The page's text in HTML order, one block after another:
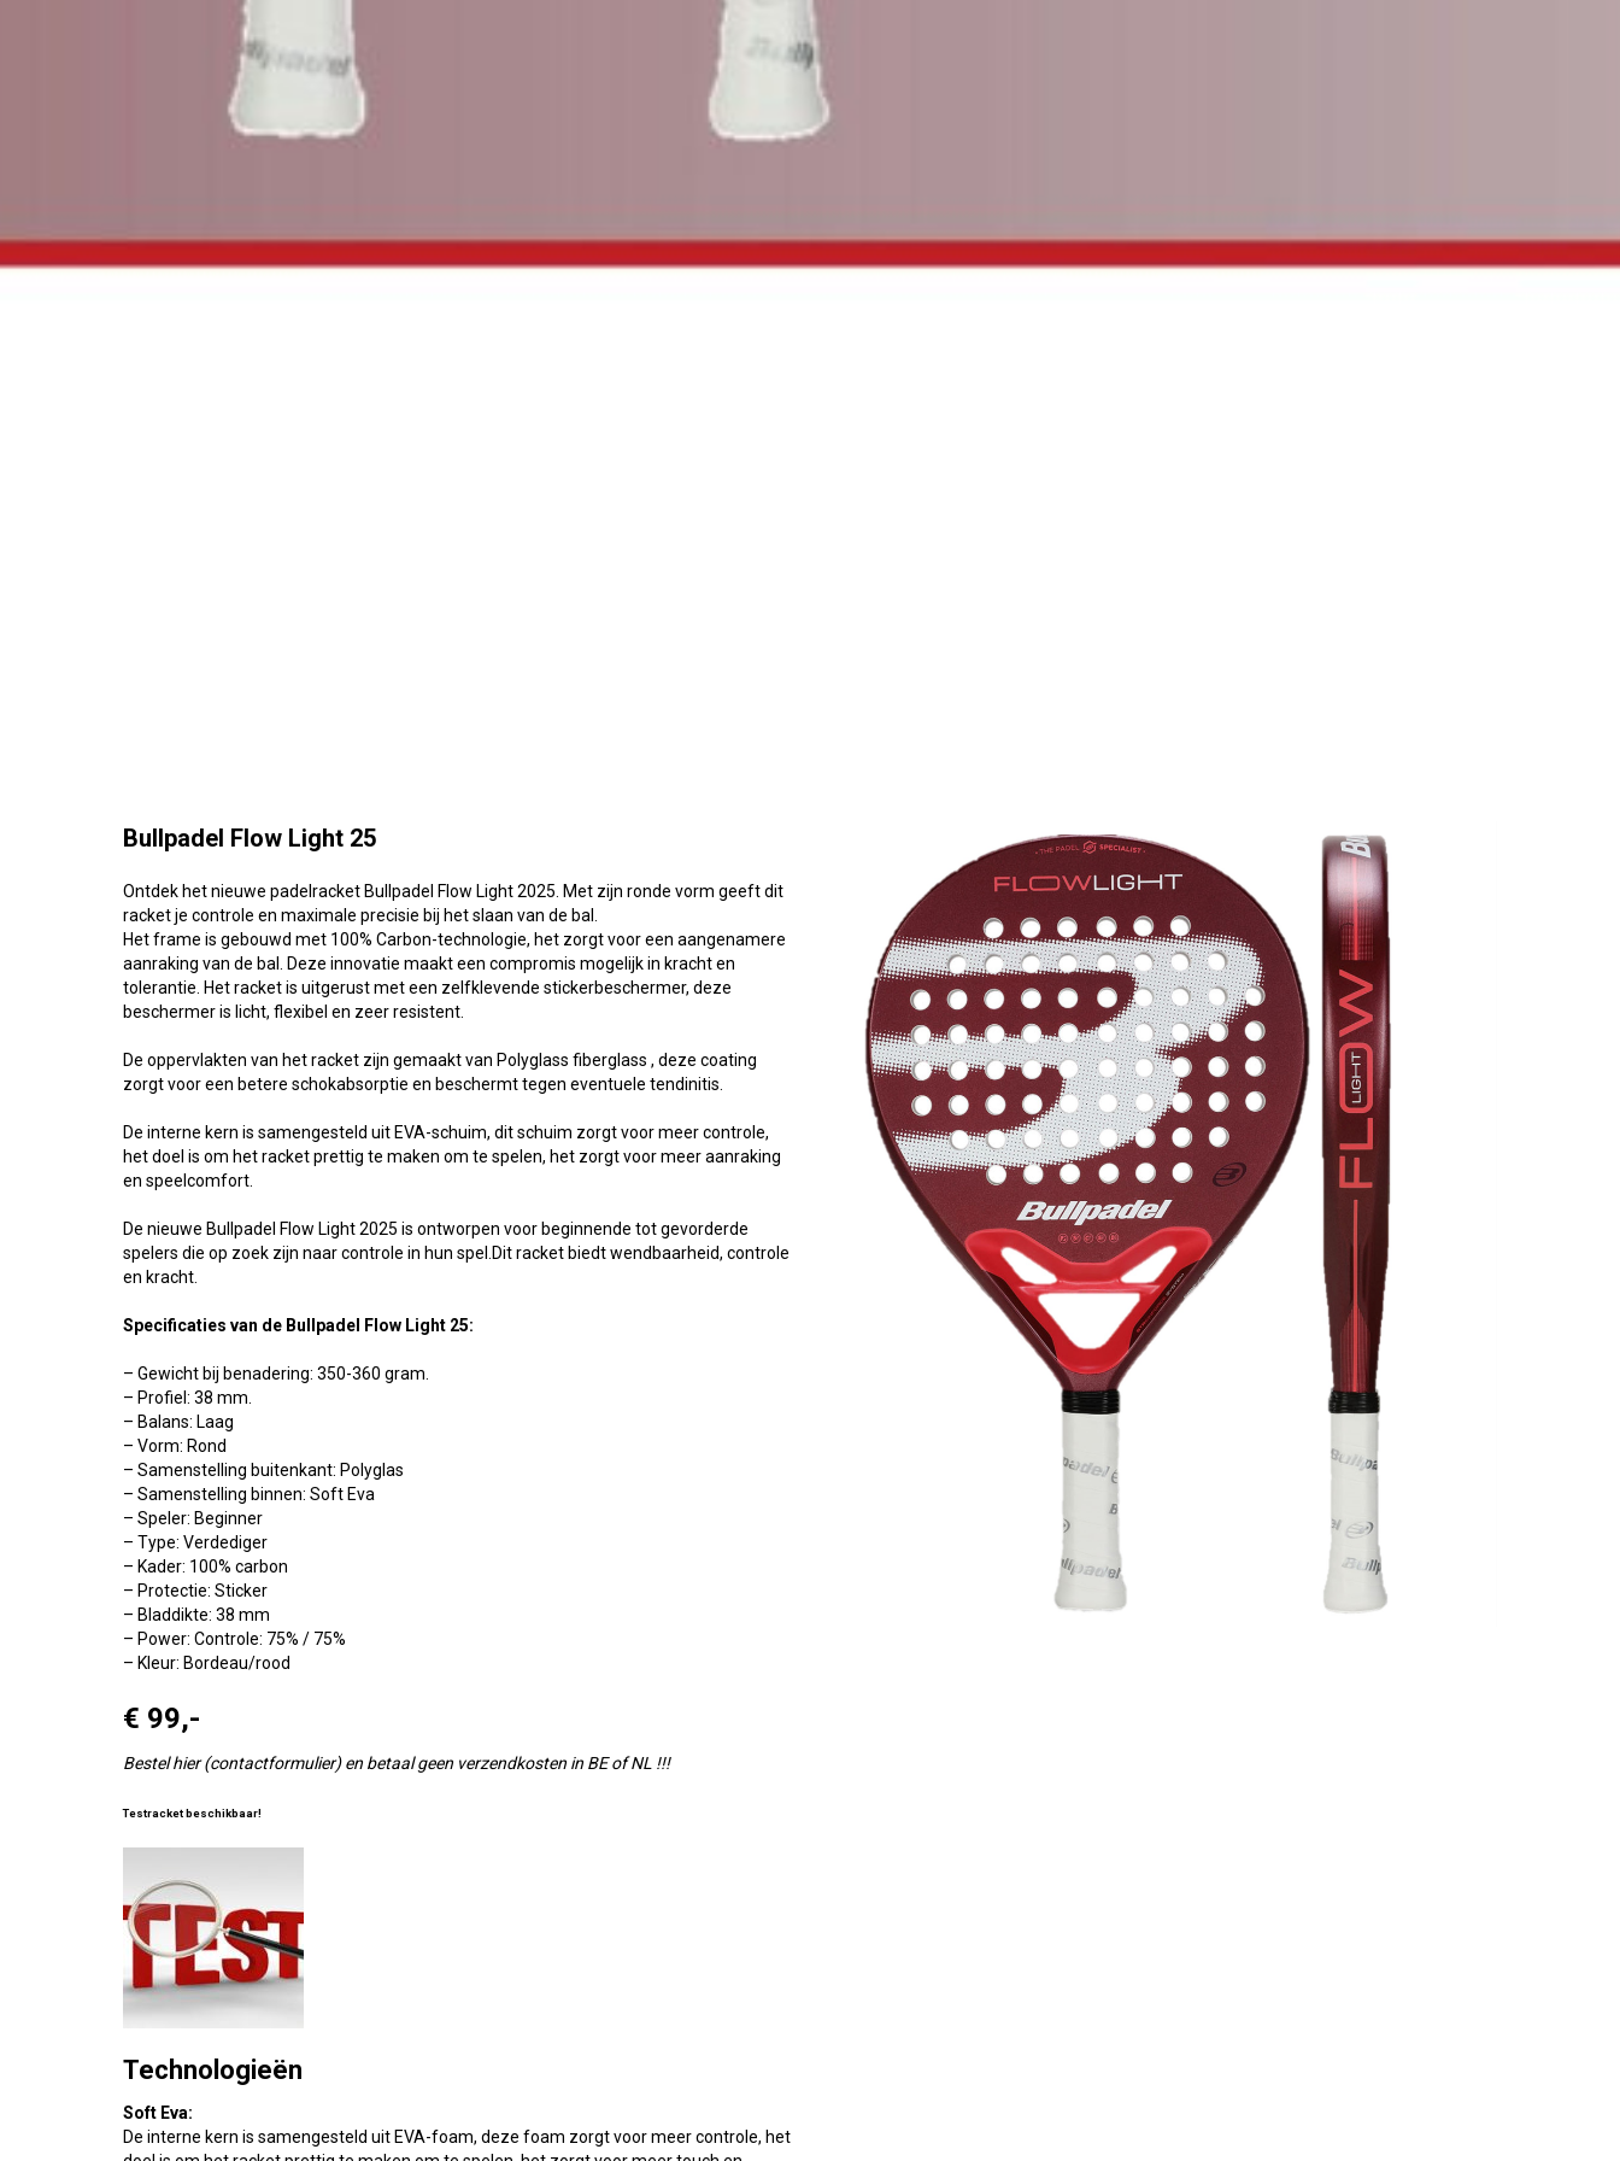
Bullpadel Flow Light 25
Ontdek het nieuwe padelracket Bullpadel Flow Light 2025. Met zijn ronde vorm geeft dit
racket je controle en maximale precisie bij het slaan van de bal.
Het frame is gebouwd met 100% Carbon-technologie, het zorgt voor een aangenamere
aanraking van de bal. Deze innovatie maakt een compromis mogelijk in kracht en
tolerantie. Het racket is uitgerust met een zelfklevende stickerbeschermer, deze
beschermer is licht, flexibel en zeer resistent.
De oppervlakten van het racket zijn gemaakt van Polyglass fiberglass , deze coating
zorgt voor een betere schokabsorptie en beschermt tegen eventuele tendinitis.
De interne kern is samengesteld uit EVA-schuim, dit schuim zorgt voor meer controle,
het doel is om het racket prettig te maken om te spelen, het zorgt voor meer aanraking
en speelcomfort.
De nieuwe Bullpadel Flow Light 2025 is ontworpen voor beginnende tot gevorderde
spelers die op zoek zijn naar controle in hun spel.Dit racket biedt wendbaarheid, controle
en kracht.
Specificaties van de Bullpadel Flow Light 25:
– Gewicht bij benadering: 350-360 gram.
– Profiel: 38 mm.
– Balans: Laag
– Vorm: Rond
– Samenstelling buitenkant: Polyglas
– Samenstelling binnen: Soft Eva
– Speler: Beginner
– Type: Verdediger
– Kader: 100% carbon
– Protectie: Sticker
– Bladdikte: 38 mm
– Power: Controle: 75% / 75%
– Kleur: Bordeau/rood
€ 99,-
Bestel hier (contactformulier) en betaal geen verzendkosten in BE of NL !!!
Testracket beschikbaar!
Technologieën
Soft Eva:
De interne kern is samengesteld uit EVA-foam, deze foam zorgt voor meer controle, het